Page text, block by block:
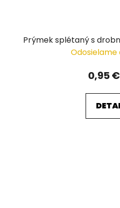
Prýmek splétaný s
Odosielame
0,95 €